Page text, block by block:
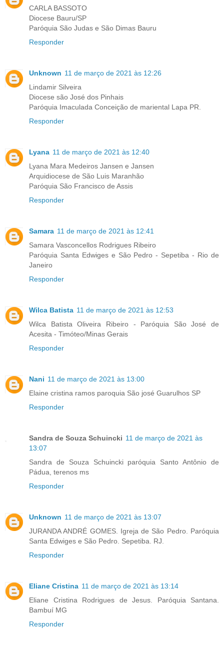
CARLA BASSOTO
Diocese Bauru/SP
Paróquia São Judas e São Dimas Bauru
Responder
Unknown 11 de março de 2021 às 12:26
Lindamir Silveira
Diocese são José dos Pinhais
Paróquia Imaculada Conceição de mariental Lapa PR.
Responder
Lyana 11 de março de 2021 às 12:40
Lyana Mara Medeiros Jansen e Jansen
Arquidiocese de São Luis Maranhão
Paróquia São Francisco de Assis
Responder
Samara 11 de março de 2021 às 12:41
Samara Vasconcellos Rodrigues Ribeiro
Paróquia Santa Edwiges e São Pedro - Sepetiba - Rio de
Janeiro
Responder
Wilca Batista 11 de março de 2021 às 12:53
Wilca Batista Oliveira Ribeiro - Paróquia São José de
Acesita - Timóteo/Minas Gerais
Responder
Nani 11 de março de 2021 às 13:00
Elaine cristina ramos paroquia São josé Guarulhos SP
Responder
Sandra de Souza Schuincki 11 de março de 2021 às
13:07
Sandra de Souza Schuincki paróquia Santo Antônio de
Pádua, terenos ms
Responder
Unknown 11 de março de 2021 às 13:07
JURANDA ANDRÉ GOMES. Igreja de São Pedro. Paróquia
Santa Edwiges e São Pedro. Sepetiba. RJ.
Responder
Eliane Cristina 11 de março de 2021 às 13:14
Eliane Cristina Rodrigues de Jesus. Paróquia Santana.
Bambuí MG
Responder